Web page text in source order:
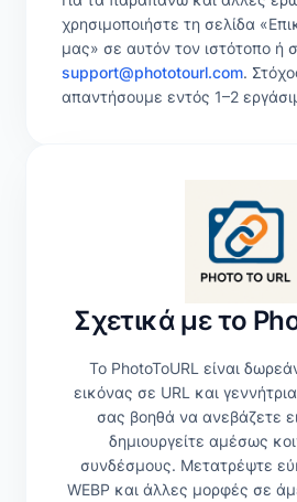
χρησιμοποιήστε τη σελίδα
μας» σε αυτόν τον ιστότοπο ή
support@phototourl.com.
απαντήσουμε εντός 1–2
Σχετικά με το
Το PhotoToURL είναι
εικόνας σε URL και
σας βοηθά να ανεβάζετε
δημιουργείτε αμέσως
συνδέσμους. Μετατρέψτε
WEBP και άλλες μορφές σε